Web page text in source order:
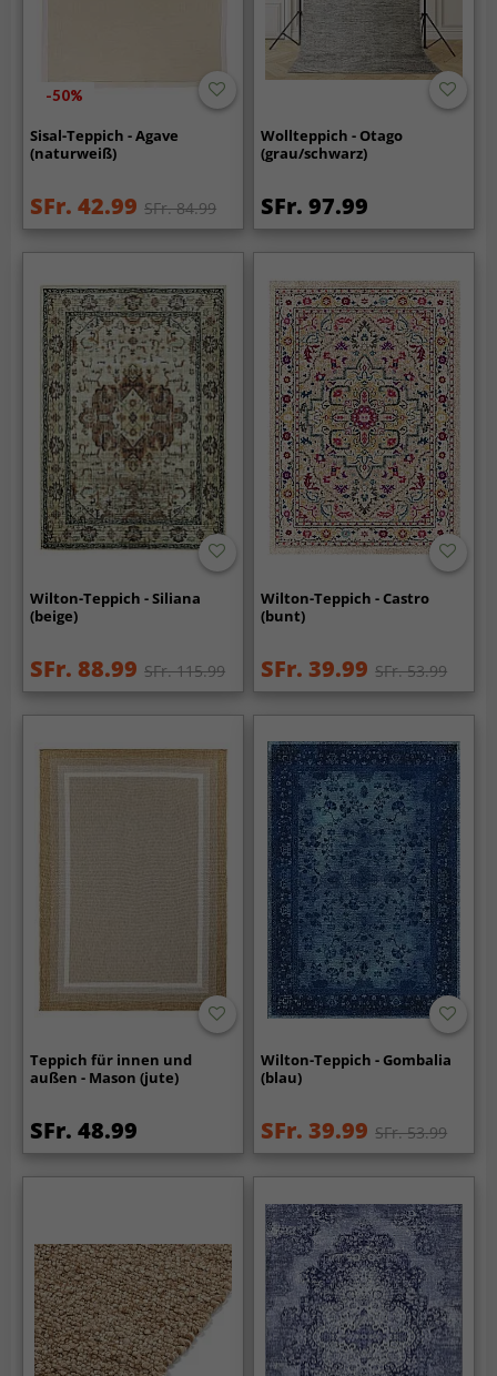
-50%
Sisal-Teppich - Agave
(naturweiß)
SFr. 42.99 SFr. 84.99
Wollteppich - Otago
(grau/schwarz)
SFr. 97.99
Wilton-Teppich - Siliana
(beige)
SFr. 88.99 SFr. 115.99
Wilton-Teppich - Castro
(bunt)
SFr. 39.99 SFr. 53.99
Teppich für innen und
außen - Mason (jute)
SFr. 48.99
Wilton-Teppich - Gombalia
(blau)
SFr. 39.99 SFr. 53.99